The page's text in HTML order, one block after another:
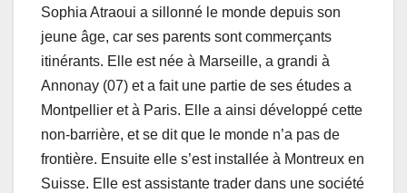
Sophia Atraoui a sillonné le monde depuis son
jeune âge, car ses parents sont commerçants
itinérants. Elle est née à Marseille, a grandi à
Annonay (07) et a fait une partie de ses études a
Montpellier et à Paris. Elle a ainsi développé cette
non-barrière, et se dit que le monde n’a pas de
frontière. Ensuite elle s’est installée à Montreux en
Suisse. Elle est assistante trader dans une société